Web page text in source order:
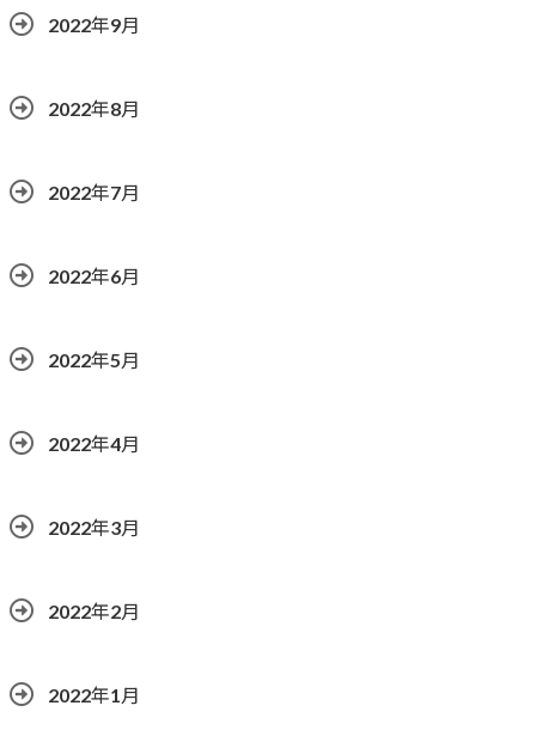
2022年9月
2022年8月
2022年7月
2022年6月
2022年5月
2022年4月
2022年3月
2022年2月
2022年1月